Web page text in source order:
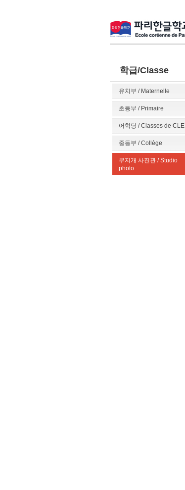
학급/Classe
유치부 / Maternelle
초등부 / Primaire
어학당 / Classes de CLE
중등부 / Collège
무지개 사진관 / Studio
photo